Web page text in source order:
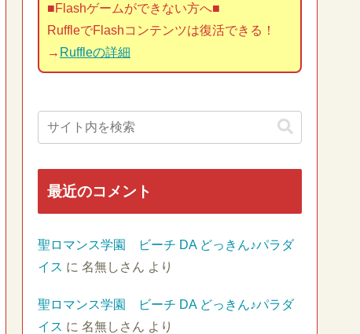
■Flashゲームができない方へ■
RuffleでFlashコンテンツは復活できる！
→ Ruffleの詳細
最近のコメント
聖ロマンス学園 ビーチ DA どっきん♪パラダ
イス に 名無しさん より
聖ロマンス学園 ビーチ DA どっきん♪パラダ
イス に 名無しさん より